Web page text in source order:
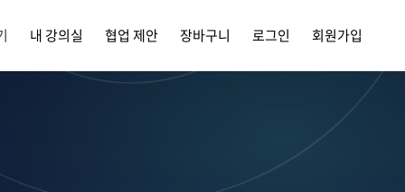
내 강의실 협업 제안 장바구니 로그인 회원가입